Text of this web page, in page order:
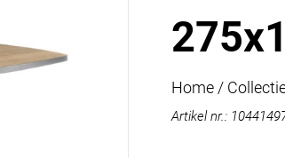
Home /
Artikel nr.: